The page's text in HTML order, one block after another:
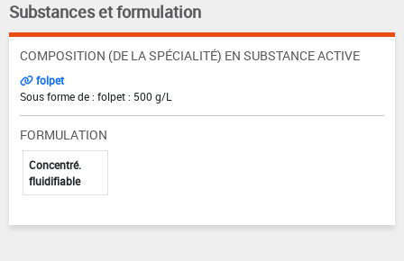
Substances et formulation
COMPOSITION (DE LA SPÉCIALITÉ) EN SUBSTANCE ACTIVE
folpet
Sous forme de : folpet : 500 g/L
FORMULATION
Concentré.
fluidifiable